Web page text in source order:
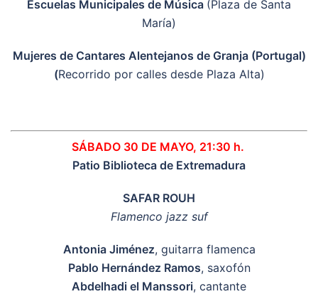
Escuelas Municipales de Música (Plaza de Santa
María)
Mujeres de Cantares Alentejanos de Granja (Portugal)
(Recorrido por calles desde Plaza Alta)
SÁBADO 30 DE MAYO, 21:30 h.
Patio Biblioteca de Extremadura
SAFAR ROUH
Flamenco jazz suf
Antonia Jiménez, guitarra flamenca
Pablo Hernández Ramos, saxofón
Abdelhadi el Manssori, cantante